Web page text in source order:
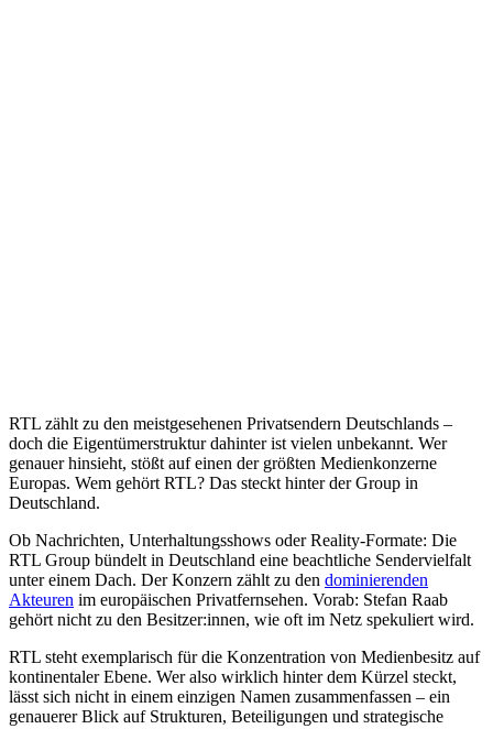
RTL zählt zu den meistgesehenen Privatsendern Deutschlands –
doch die Eigentümerstruktur dahinter ist vielen unbekannt. Wer
genauer hinsieht, stößt auf einen der größten Medienkonzerne
Europas. Wem gehört RTL? Das steckt hinter der Group in
Deutschland.
Ob Nachrichten, Unterhaltungsshows oder Reality-Formate: Die
RTL Group bündelt in Deutschland eine beachtliche Sendervielfalt
unter einem Dach. Der Konzern zählt zu den dominierenden
Akteuren im europäischen Privatfernsehen. Vorab: Stefan Raab
gehört nicht zu den Besitzer:innen, wie oft im Netz spekuliert wird.
RTL steht exemplarisch für die Konzentration von Medienbesitz auf
kontinentaler Ebene. Wer also wirklich hinter dem Kürzel steckt,
lässt sich nicht in einem einzigen Namen zusammenfassen – ein
genauerer Blick auf Strukturen, Beteiligungen und strategische